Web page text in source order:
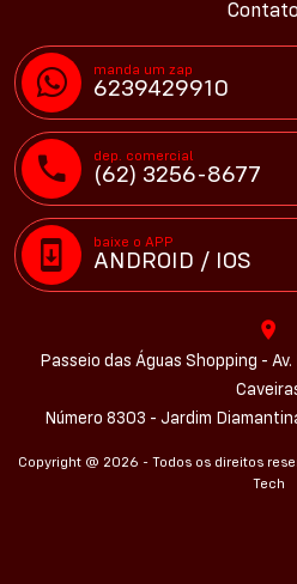
manda um zap
6239429910
dep. comercial
(62) 3256-8677
baixe o APP
ANDROID / IOS
Passeio das Águas Shopping -
Número 8303 - Jardim
Copyright @ 2026 - Todos os direitos
Tech